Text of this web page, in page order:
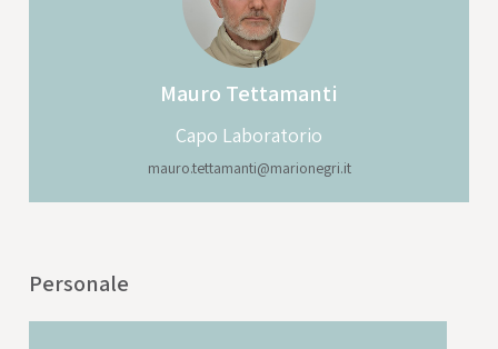
Mauro Tettamanti
Capo Laboratorio
mauro.tettamanti@marionegri.it
Personale